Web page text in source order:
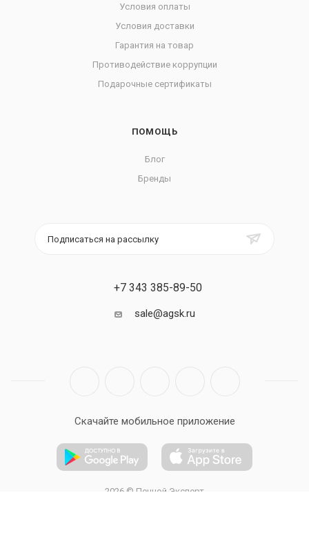
Условия оплаты
Условия доставки
Гарантия на товар
Противодействие коррупции
Подарочные сертификаты
ПОМОЩЬ
Блог
Бренды
Подписаться на рассылку
+7 343 385-89-50
sale@agsk.ru
Скачайте мобильное приложение
2026 © Печной Эксперт